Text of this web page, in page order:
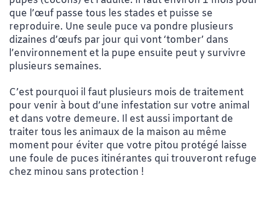
que l’œuf passe tous les stades et puisse se
reproduire. Une seule puce va pondre plusieurs
dizaines d’œufs par jour qui vont ‘tomber’ dans
l’environnement et la pupe ensuite peut y survivre
plusieurs semaines.
C’est pourquoi il faut plusieurs mois de traitement
pour venir à bout d’une infestation sur votre animal
et dans votre demeure. Il est aussi important de
traiter tous les animaux de la maison au même
moment pour éviter que votre pitou protégé laisse
une foule de puces itinérantes qui trouveront refuge
chez minou sans protection !